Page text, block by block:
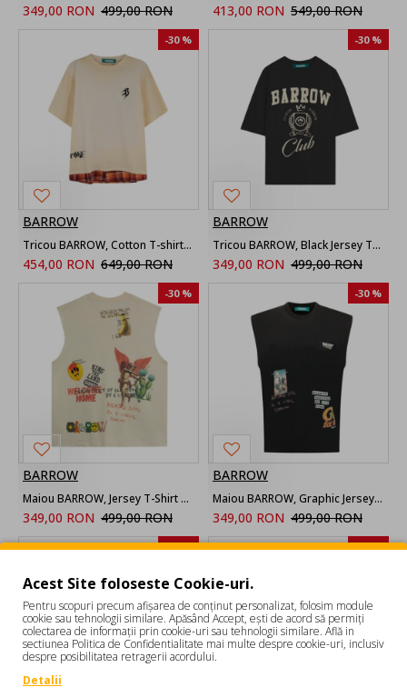
349,00 RON 499,00 RON 413,00 RON 549,00 RON
-30 %
BARROW
Tricou BARROW, Cotton T-shirt With Front Print
454,00 RON 649,00 RON
-30 %
BARROW
Tricou BARROW, Black Jersey T-shirt With Print
349,00 RON 499,00 RON
-30 %
BARROW
Maiou BARROW, Jersey T-Shirt Smanicata
349,00 RON 499,00 RON
-30 %
BARROW
Maiou BARROW, Graphic Jersey Sleeveless T-Shirt
349,00 RON 499,00 RON
-30 % -30 %
Acest Site foloseste Cookie-uri.
Pentru scopuri precum afișarea de conținut personalizat, folosim module
cookie sau tehnologii similare. Apăsând Accept, ești de acord să permiți
colectarea de informații prin cookie-uri sau tehnologii similare. Află in
sectiunea Politica de Confidentialitate mai multe despre cookie-uri, inclusiv
despre posibilitatea retragerii acordului.
Detalii